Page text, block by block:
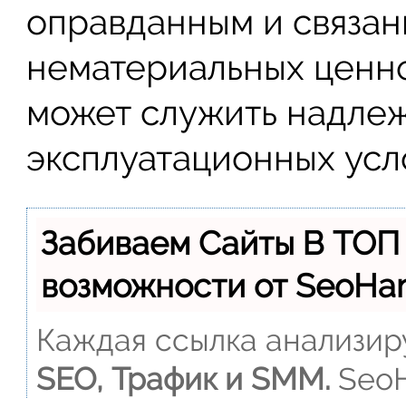
оправданным и
нематериальных
может служить
эксплуатационных
Забиваем Сайты В
возможности от
Каждая ссылка
SEO, Трафик и SMM.